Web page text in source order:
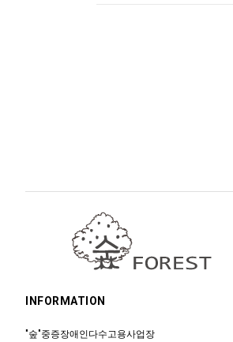
INFORMATION
"숲"중증장애인다수고용사업장